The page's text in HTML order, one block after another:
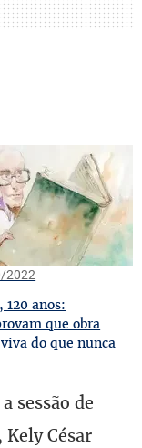
2022
anos:
que obra
do que nunca
sessão de
César